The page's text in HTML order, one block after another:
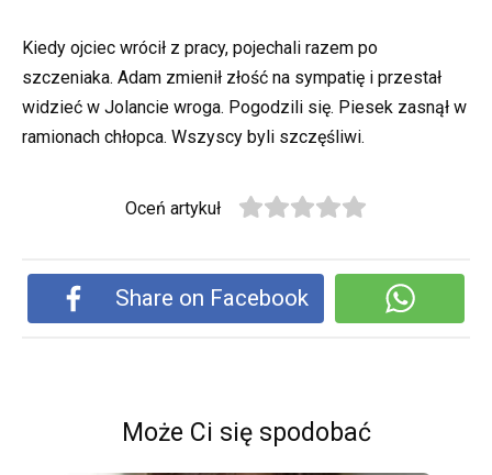
Kiedy ojciec wrócił z pracy, pojechali razem po
szczeniaka. Adam zmienił złość na sympatię i przestał
widzieć w Jolancie wroga. Pogodzili się. Piesek zasnął w
ramionach chłopca. Wszyscy byli szczęśliwi.
Oceń artykuł
Share on Facebook
Może Ci się spodobać